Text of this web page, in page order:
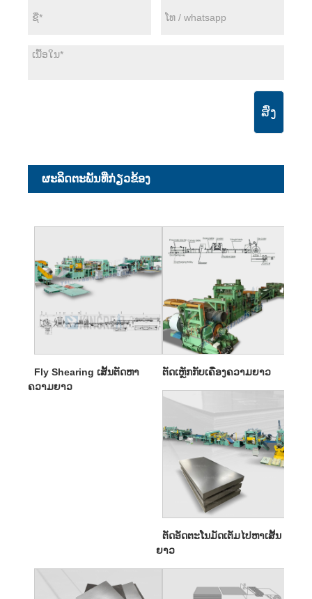
ສົ່ງ
ຜະ​ລິດ​ຕະ​ພັນ​ທີ່​ກ່ຽວ​ຂ້ອງ
Fly Shearing ເສັ້ນຕັດຫາ
ຄວາມຍາວ
ຕັດເຫຼັກກັບເຄື່ອງຄວາມຍາວ
ຕັດອັດຕະໂນມັດເຕັມໄປຫາເສັ້ນ
ຍາວ